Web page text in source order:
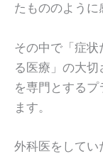
たもののように
その中で「症状
る医療」の大
を専門とする
ます。
外科医をしてい